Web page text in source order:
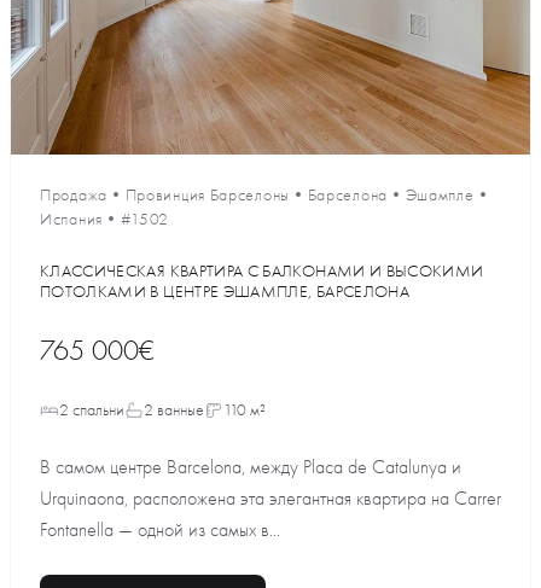
Продажа • Провинция Барселоны • Барселона • Эшампле •
Испания • #1502
КЛАССИЧЕСКАЯ КВАРТИРА С БАЛКОНАМИ И ВЫСОКИМИ
ПОТОЛКАМИ В ЦЕНТРЕ ЭШАМПЛЕ, БАРСЕЛОНА
765 000€
2 спальни 2 ванные 110 м²
В самом центре Barcelona, между Placa de Catalunya и
Urquinaona, расположена эта элегантная квартира на Carrer
Fontanella — одной из самых в...